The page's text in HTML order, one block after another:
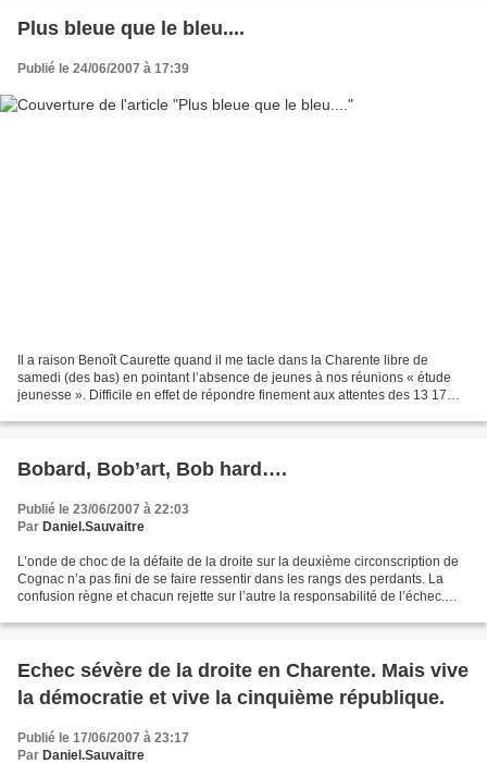
Plus bleue que le bleu....
Publié le 24/06/2007 à 17:39
Il a raison Benoît Caurette quand il me tacle dans la Charente libre de
samedi (des bas) en pointant l’absence de jeunes à nos réunions « étude
jeunesse ». Difficile en effet de répondre finement aux attentes des 13 17
Bobard, Bob’art, Bob hard….
Publié le 23/06/2007 à 22:03
Par Daniel.Sauvaitre
L’onde de choc de la défaite de la droite sur la deuxième circonscription de
Cognac n’a pas fini de se faire ressentir dans les rangs des perdants. La
confusion règne et chacun rejette sur l’autre la responsabilité de l’échec.
Echec sévère de la droite en Charente. Mais vive
la démocratie et vive la cinquième république.
Publié le 17/06/2007 à 23:17
Par Daniel.Sauvaitre